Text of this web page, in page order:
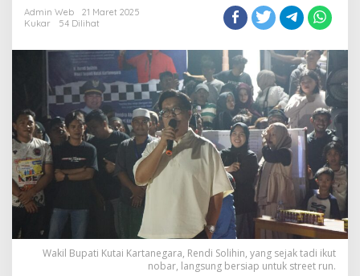
Berbeda
dengan
Nobar
dan
Street
Run
Admin Web
21 Maret 2025
Kukar
54 Dilihat
Wakil Bupati Kutai Kartanegara, Rendi Solihin, yang sejak tadi ikut
nobar, langsung bersiap untuk street run.